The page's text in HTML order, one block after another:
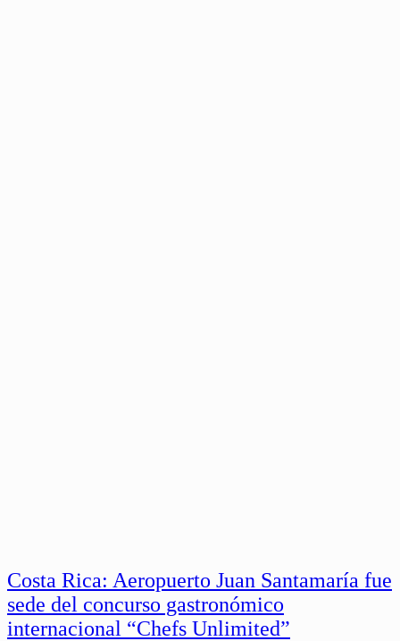
Costa Rica: Aeropuerto Juan Santamaría fue
sede del concurso gastronómico
internacional “Chefs Unlimited”